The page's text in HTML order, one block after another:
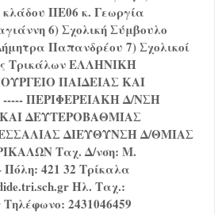
ΠΕ06 κ. Γεωργία
6) Σχολική Σύμβουλο
Παπανδρέου 7) Σχολικοί
Τρικάλων ΕΛΛΗΝΙΚΗ
ΠΑΙΔΕΙΑΣ ΚΑΙ
ΠΕΡΙΦΕΡΕΙΑΚΗ Δ/ΝΣΗ
ΔΕΥΤΕΡΟΒΑΘΜΙΑΣ
ΔΙΕΥΘΥΝΣΗ Δ/ΘΜΙΑΣ
Ταχ. Δ/νση: Μ.
421 32 Τρίκαλα
Ηλ. Ταχ.:
2431046459